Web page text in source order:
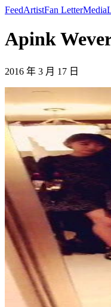
FeedArtistFan LetterMedia
Apink
2016 年 3 月 17 日